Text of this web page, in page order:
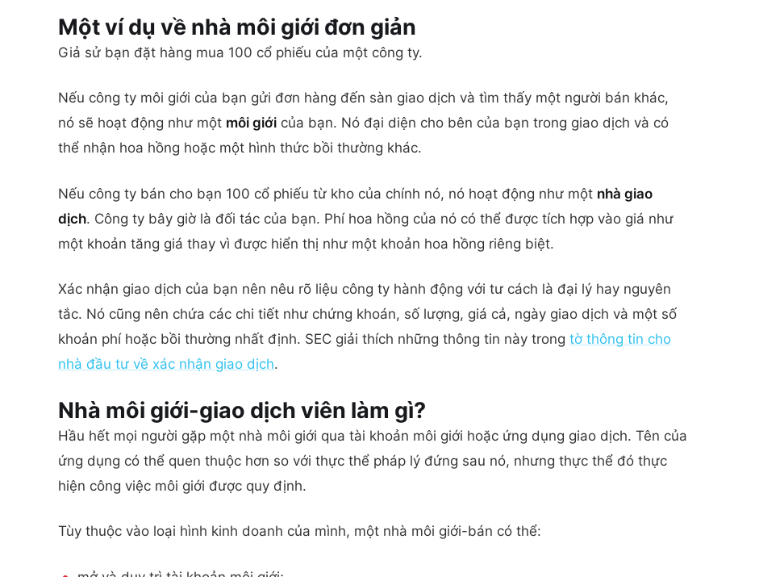
Một ví dụ về nhà môi giới đơn giản
Giả sử bạn đặt hàng mua 100 cổ phiếu của một công ty.
Nếu công ty môi giới của bạn gửi đơn hàng đến sàn giao dịch và tìm thấy một người bán khác,
nó sẽ hoạt động như một môi giới của bạn. Nó đại diện cho bên của bạn trong giao dịch và có
thể nhận hoa hồng hoặc một hình thức bồi thường khác.
Nếu công ty bán cho bạn 100 cổ phiếu từ kho của chính nó, nó hoạt động như một nhà giao
dịch. Công ty bây giờ là đối tác của bạn. Phí hoa hồng của nó có thể được tích hợp vào giá như
một khoản tăng giá thay vì được hiển thị như một khoản hoa hồng riêng biệt.
Xác nhận giao dịch của bạn nên nêu rõ liệu công ty hành động với tư cách là đại lý hay nguyên
tắc. Nó cũng nên chứa các chi tiết như chứng khoán, số lượng, giá cả, ngày giao dịch và một số
khoản phí hoặc bồi thường nhất định. SEC giải thích những thông tin này trong tờ thông tin cho
nhà đầu tư về xác nhận giao dịch.
Nhà môi giới-giao dịch viên làm gì?
Hầu hết mọi người gặp một nhà môi giới qua tài khoản môi giới hoặc ứng dụng giao dịch. Tên của
ứng dụng có thể quen thuộc hơn so với thực thể pháp lý đứng sau nó, nhưng thực thể đó thực
hiện công việc môi giới được quy định.
Tùy thuộc vào loại hình kinh doanh của mình, một nhà môi giới-bán có thể: